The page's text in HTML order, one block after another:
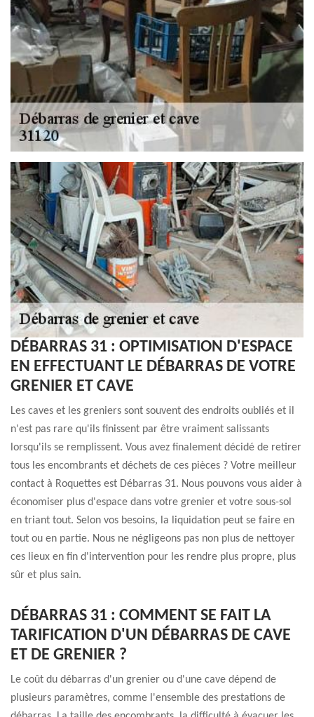
DÉBARRAS 31 : OPTIMISATION D'ESPACE
EN EFFECTUANT LE DÉBARRAS DE VOTRE
GRENIER ET CAVE
Les caves et les greniers sont souvent des endroits oubliés et il
n'est pas rare qu'ils finissent par être vraiment salissants
lorsqu'ils se remplissent. Vous avez finalement décidé de retirer
tous les encombrants et déchets de ces pièces ? Votre meilleur
contact à Roquettes est Débarras 31. Nous pouvons vous aider à
économiser plus d'espace dans votre grenier et votre sous-sol
en triant tout. Selon vos besoins, la liquidation peut se faire en
tout ou en partie. Nous ne négligeons pas non plus de nettoyer
ces lieux en fin d'intervention pour les rendre plus propre, plus
sûr et plus sain.
DÉBARRAS 31 : COMMENT SE FAIT LA
TARIFICATION D'UN DÉBARRAS DE CAVE
ET DE GRENIER ?
Le coût du débarras d'un grenier ou d'une cave dépend de
plusieurs paramètres, comme l'ensemble des prestations de